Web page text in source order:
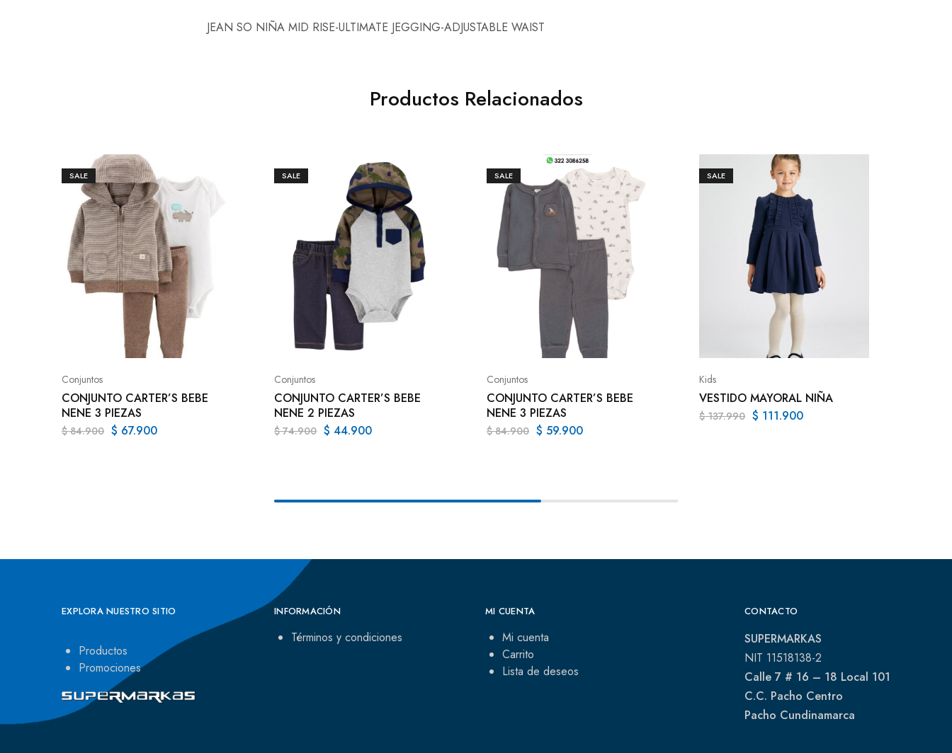
JEAN SO NIÑA MID RISE-ULTIMATE JEGGING-ADJUSTABLE WAIST
Productos Relacionados
SALE
Conjuntos
CONJUNTO CARTER’S BEBE
NENE 3 PIEZAS
$84.900 $ 67.900
SALE
Conjuntos
CONJUNTO CARTER’S BEBE
NENE 2 PIEZAS
$74.900 $ 44.900
SALE
Conjuntos
CONJUNTO CARTER’S BEBE
NENE 3 PIEZAS
$84.900 $ 59.900
SALE
Kids
VESTIDO MAYORAL NIÑA
$137.990 $ 111.900
EXPLORA NUESTRO SITIO
Productos
Promociones
INFORMACIÓN
Términos y condiciones
MI CUENTA
Mi cuenta
Carrito
Lista de deseos
CONTACTO
SUPERMARKAS
NIT 11518138-2
Calle 7 # 16 – 18 Local 101
C.C. Pacho Centro
Pacho Cundinamarca